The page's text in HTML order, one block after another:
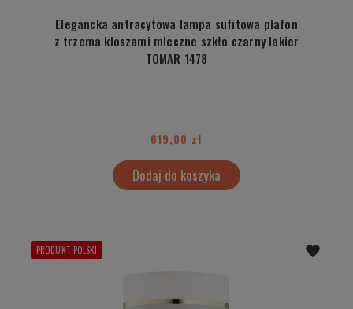
Elegancka antracytowa lampa sufitowa plafon
z trzema kloszami mleczne szkło czarny lakier
TOMAR 1478
619,00 zł
Dodaj do koszyka
PRODUKT POLSKI